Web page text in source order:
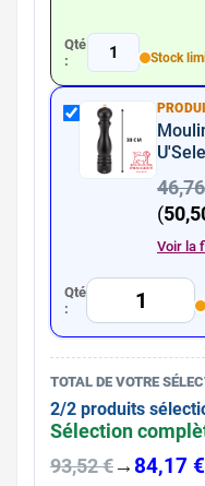
Qté
:
1 Stock
(
Voir la
Qté
:
TOTAL DE VOTRE
2/2 produits
Sélection
93,52 €→84,17 €